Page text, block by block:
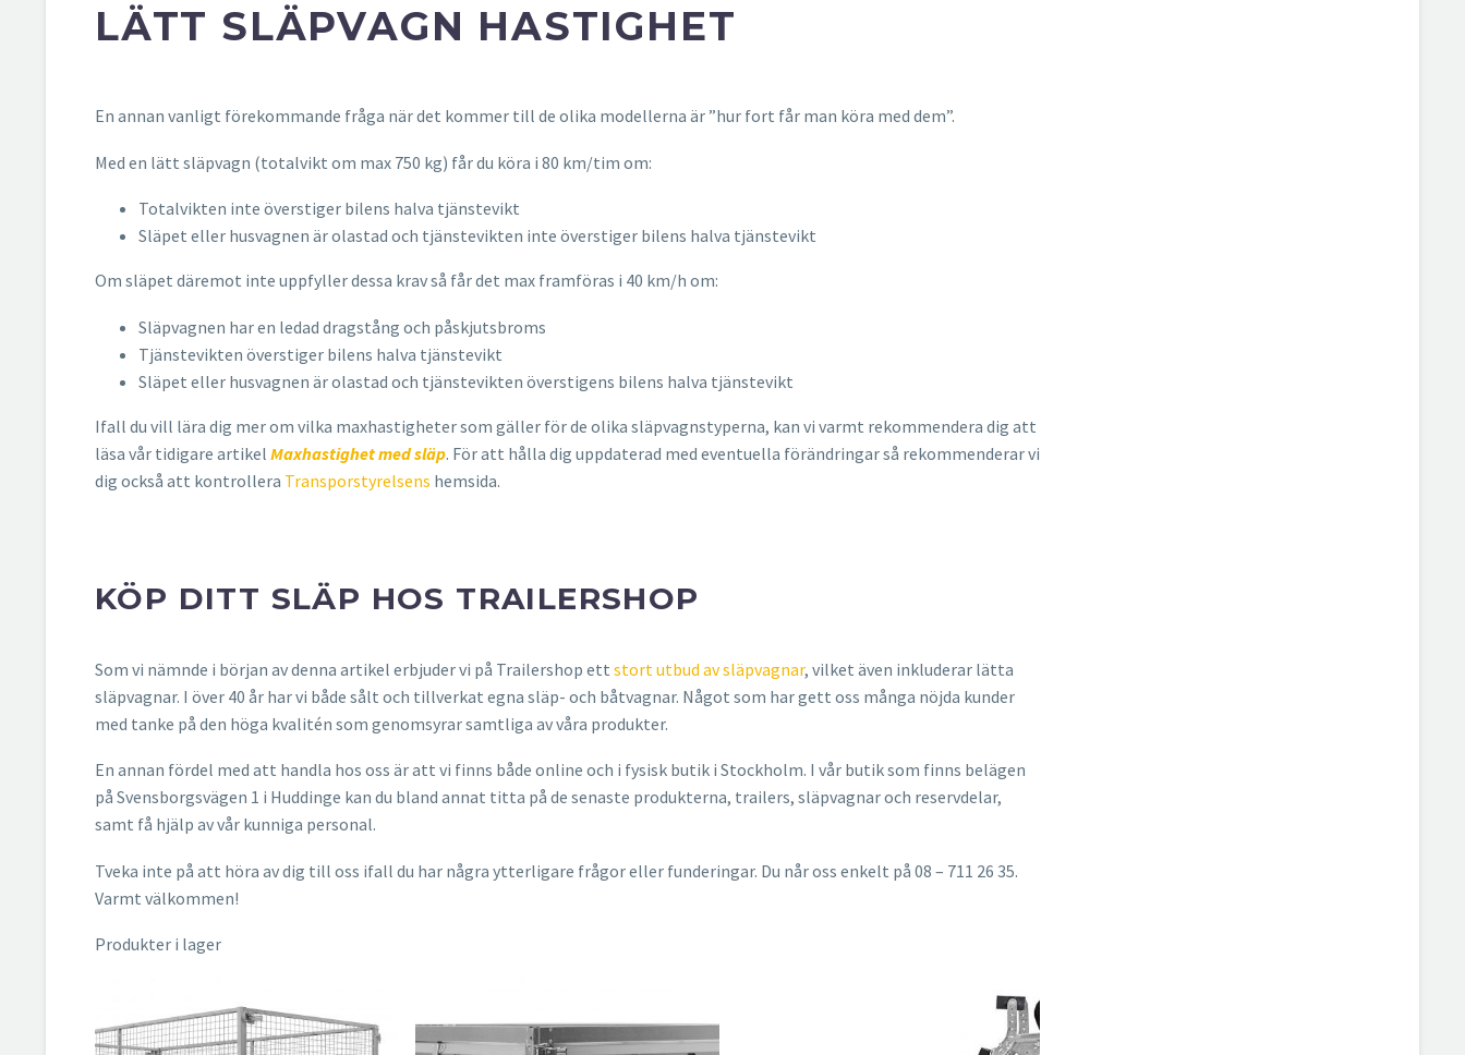
LÄTT SLÄPVAGN HASTIGHET
En annan vanligt förekommande fråga när det kommer till de olika modellerna är ”hur fort får man köra med dem”.
Med en lätt släpvagn (totalvikt om max 750 kg) får du köra i 80 km/tim om:
Totalvikten inte överstiger bilens halva tjänstevikt
Släpet eller husvagnen är olastad och tjänstevikten inte överstiger bilens halva tjänstevikt
Om släpet däremot inte uppfyller dessa krav så får det max framföras i 40 km/h om:
Släpvagnen har en ledad dragstång och påskjutsbroms
Tjänstevikten överstiger bilens halva tjänstevikt
Släpet eller husvagnen är olastad och tjänstevikten överstigens bilens halva tjänstevikt
Ifall du vill lära dig mer om vilka maxhastigheter som gäller för de olika släpvagnstyperna, kan vi varmt rekommendera dig att
läsa vår tidigare artikel Maxhastighet med släp. För att hålla dig uppdaterad med eventuella förändringar så rekommenderar vi
dig också att kontrollera Transporstyrelsens hemsida.
KÖP DITT SLÄP HOS TRAILERSHOP
Som vi nämnde i början av denna artikel erbjuder vi på Trailershop ett stort utbud av släpvagnar, vilket även inkluderar lätta
släpvagnar. I över 40 år har vi både sålt och tillverkat egna släp- och båtvagnar. Något som har gett oss många nöjda kunder
med tanke på den höga kvalitén som genomsyrar samtliga av våra produkter.
En annan fördel med att handla hos oss är att vi finns både online och i fysisk butik i Stockholm. I vår butik som finns belägen
på Svensborgsvägen 1 i Huddinge kan du bland annat titta på de senaste produkterna, trailers, släpvagnar och reservdelar,
samt få hjälp av vår kunniga personal.
Tveka inte på att höra av dig till oss ifall du har några ytterligare frågor eller funderingar. Du når oss enkelt på 08 – 711 26 35.
Varmt välkommen!
Produkter i lager